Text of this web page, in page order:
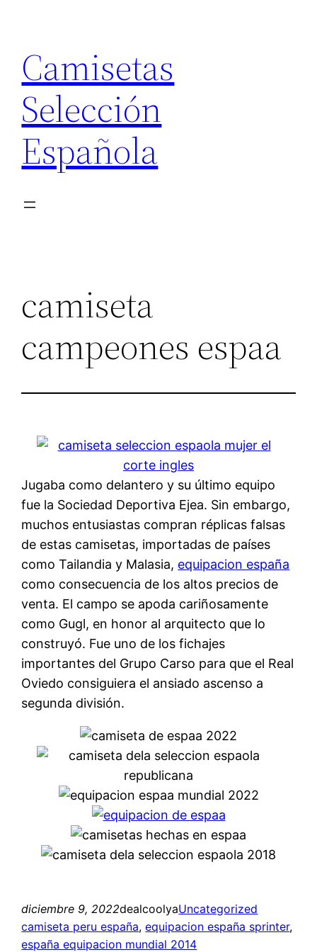
contenido
Camisetas
Selección
Española
camiseta
campeones espaa
Jugaba como delantero y su último equipo
fue la Sociedad Deportiva Ejea. Sin embargo,
muchos entusiastas compran réplicas falsas
de estas camisetas, importadas de países
como Tailandia y Malasia, equipacion españa
como consecuencia de los altos precios de
venta. El campo se apoda cariñosamente
como Gugl, en honor al arquitecto que lo
construyó. Fue uno de los fichajes
importantes del Grupo Carso para que el Real
Oviedo consiguiera el ansiado ascenso a
segunda división.
diciembre 9, 2022dealcoolyaUncategorized
camiseta peru españa, equipacion españa sprinter
españa equipacion mundial 2014